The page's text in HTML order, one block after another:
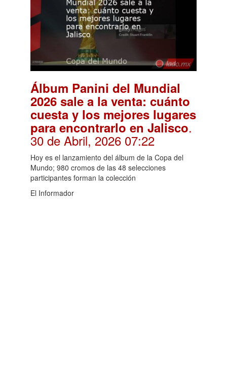
Álbum Panini del Mundial
2026 sale a la venta: cuánto
cuesta y los mejores lugares
para encontrarlo en Jalisco.
30 de Abril, 2026 07:22
Hoy es el lanzamiento del álbum de la Copa del
Mundo; 980 cromos de las 48 selecciones
participantes forman la colección
El Informador